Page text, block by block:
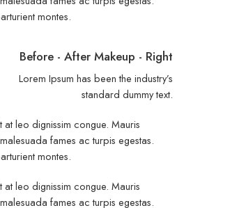
montes.
Before - After Makeup - Right
Lorem Ipsum has been the industry’s
standard dummy text.
leo dignissim congue. Mauris
fames ac turpis egestas.
montes.
leo dignissim congue. Mauris
fames ac turpis egestas.